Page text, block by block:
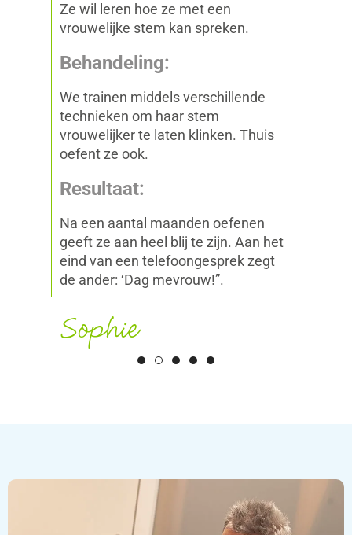
Ze wil leren hoe ze met een
vrouwelijke stem kan spreken.
Behandeling:
We trainen middels verschillende
technieken om haar stem
vrouwelijker te laten klinken. Thuis
oefent ze ook.
Resultaat:
Na een aantal maanden oefenen
geeft ze aan heel blij te zijn. Aan het
eind van een telefoongesprek zegt
de ander: ‘Dag mevrouw!”.
Sophie